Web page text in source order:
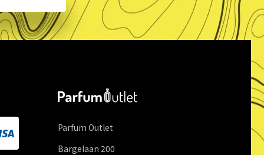
Parfum Outlet
Bargelaan 200